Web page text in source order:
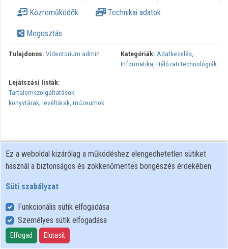
Intézményi listák
Intézmények
Közreműködők
Közreműködők Technikai adatok
Megosztás
Tulajdonos: Videotorium admin Kategóriák: Adatkezelés,
Informatika, Hálózati technológiák
Lejátszási listák:
Tartalomszolgáltatások:
könyvtárak, levéltárak, múzeumok
Felhasználói szabályzat
Adatkezelési tájékoztató
Süti szabályzat
Ez a weboldal kizárólag a működéshez elengedhetetlen sütiket
használ a biztonságos és zökkenőmentes böngészés érdekében.
Süti szabályzat
Funkcionális sütik elfogadása
Személyes sütik elfogadása
Elfogad Elutasít